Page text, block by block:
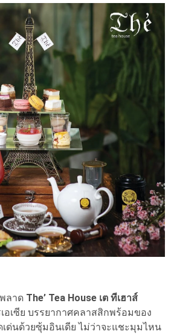
ลาด The’ Tea House เต ทีเฮาส์
อเซีย บรรยากาศคลาสสิกพร้อมของ
ด่นด้วยซุ้มอินเดีย ไม่ว่าจะแชะมุมไหน